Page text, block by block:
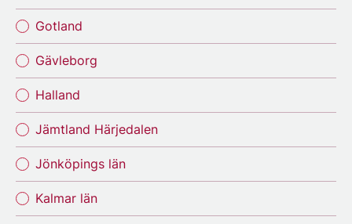
Gotland
Gävleborg
Halland
Jämtland Härjedalen
Jönköpings län
Kalmar län